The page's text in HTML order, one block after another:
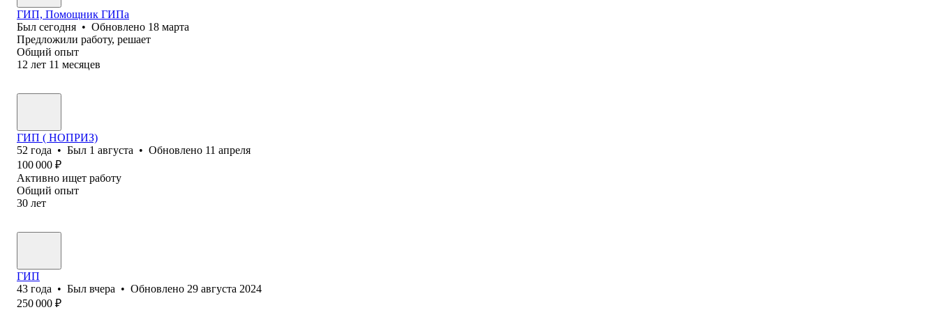
ГИП, Помощник ГИПа
Был сегодня • Обновлено 18 марта
Предложили работу, решает
Общий опыт
12 лет 11 месяцев
ГИП ( НОПРИЗ)
52 года • Был 1 августа • Обновлено 11 апреля
100 000 ₽
Активно ищет работу
Общий опыт
30 лет
ГИП
43 года • Был вчера • Обновлено 29 августа 2024
250 000 ₽